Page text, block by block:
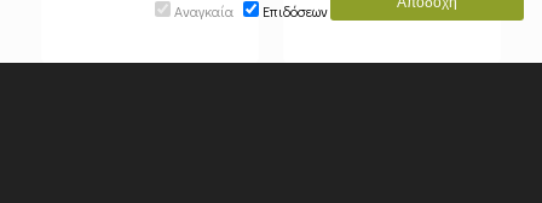
Αναγκαία Επιδόσεων